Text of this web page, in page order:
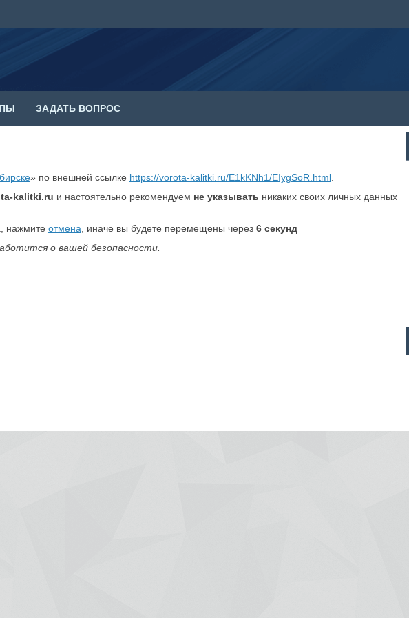
ЗАДАТЬ ВОПРОС
» по внешней ссылке https://vorota-kalitki.ru/E1kKNh1/EIygSoR.html.
kalitki.ru и настоятельно рекомендуем не указывать никаких своих личных данных
нажмите отмена , иначе вы будете перемещены через 6секунд
о вашей безопасности.